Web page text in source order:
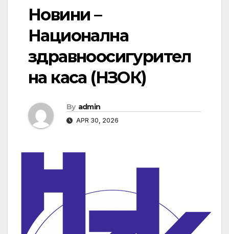
Новини –
Национална
здравноосигурител
на каса (НЗОК)
By admin
APR 30, 2026